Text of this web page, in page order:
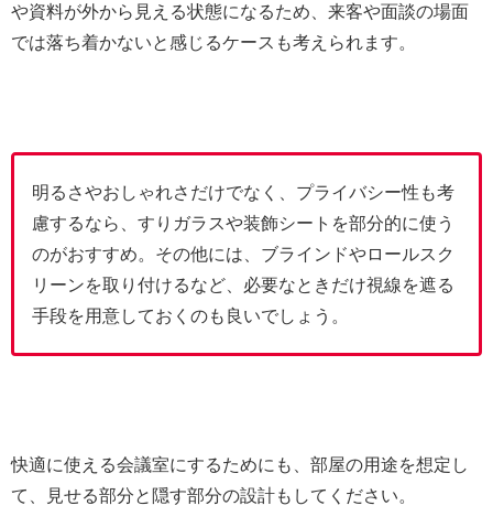
や資料が外から見える状態になるため、来客や面談の場面
では落ち着かないと感じるケースも考えられます。
明るさやおしゃれさだけでなく、プライバシー性も考
慮するなら、すりガラスや装飾シートを部分的に使う
のがおすすめ。その他には、ブラインドやロールスク
リーンを取り付けるなど、必要なときだけ視線を遮る
手段を用意しておくのも良いでしょう。
快適に使える会議室にするためにも、部屋の用途を想定し
て、見せる部分と隠す部分の設計もしてください。